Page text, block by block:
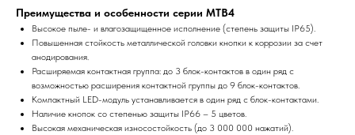
Преимущества и особенности серии MTB4
Высокое пыле- и влагозащищенное исполнение (степень защиты IP65).
Повышенная стойкость металлической головки кнопки к коррозии за счет
анодирования.
Расширяемая контактная группа: до 3 блок-контактов в один ряд с
возможностью расширения контактной группы до 9 блок-контактов.
Компактный LED-модуль устанавливается в один ряд с блок-контактами.
Наличие кнопок со степенью защиты IP66 – 5 цветов.
Высокая механическая износостойкость (до 3 000 000 нажатий).